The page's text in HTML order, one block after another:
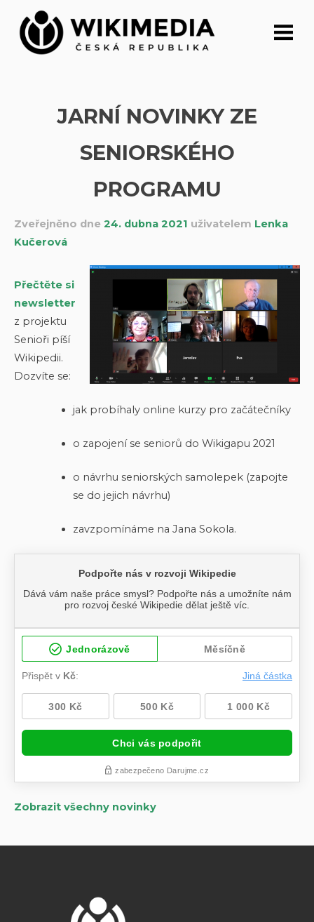
Přeskočit
obsah
JARNÍ NOVINKY ZE
SENIORSKÉHO
PROGRAMU
Zveřejněno dne 24. dubna 2021 uživatelem Lenka
Kučerová
Přečtěte si
newsletter
z projektu
Senioři píší
Wikipedii.
Dozvíte se:
jak probíhaly online kurzy pro začátečníky
o zapojení se seniorů do Wikigapu 2021
o návrhu seniorských samolepek (zapojte
se do jejich návrhu)
zavzpomínáme na Jana Sokola.
Zobrazit všechny novinky